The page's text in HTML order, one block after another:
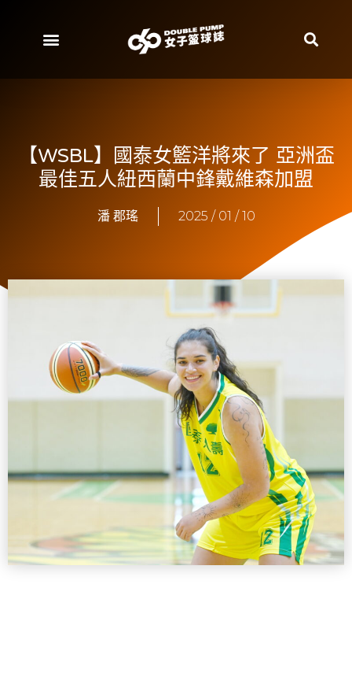
【WSBL】國泰女籃洋將來了 亞洲盃
最佳五人紐西蘭中鋒戴維森加盟
潘 郡瑤 2025 / 01 / 10